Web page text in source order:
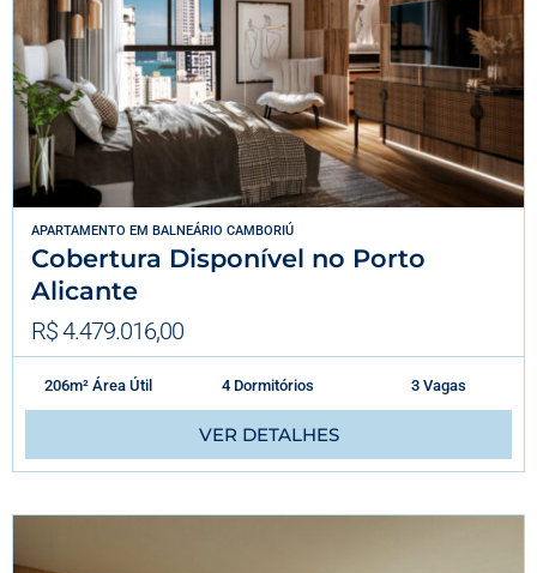
APARTAMENTO EM BALNEÁRIO CAMBORIÚ
Cobertura Disponível no Porto
Alicante
R$ 4.479.016,00
206m² Área Útil 4 Dormitórios 3 Vagas
VER DETALHES